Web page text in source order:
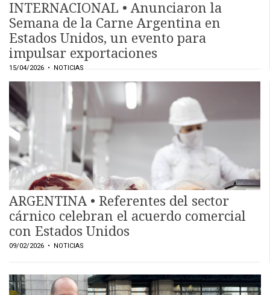
CARNE
FRIGORIFICO
VACAS
INVESTIGACIÓN
AGRO
CONCURSO
PREMIO
SERVICIOS
CONTÁCTENOS
AYUDA
INTERNACIONAL • Anunciaron la
Semana de la Carne Argentina en
Estados Unidos, un evento para
impulsar exportaciones
15/04/2026 • NOTICIAS
ARGENTINA • Referentes del sector
cárnico celebran el acuerdo comercial
con Estados Unidos
09/02/2026 • NOTICIAS